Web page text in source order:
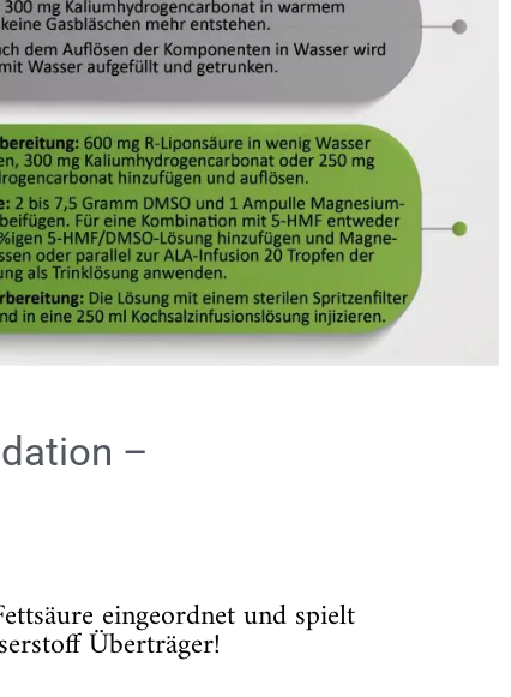
–
eingeordnet und spielt
Überträger!